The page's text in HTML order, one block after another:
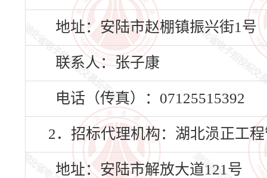
地址：安陆市赵棚镇振兴街1号
联系人：张子康
电话（传真）：07125515392
2．招标代理机构：湖北涢正工
地址：安陆市解放大道121号